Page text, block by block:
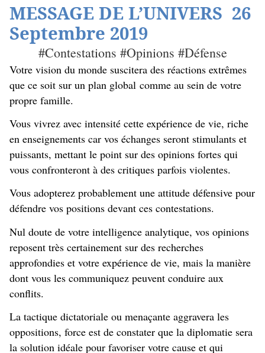
MESSAGE DE L’UNIVERS 26
Septembre 2019
#Contestations #Opinions #Défense
Votre vision du monde suscitera des réactions extrêmes
que ce soit sur un plan global comme au sein de votre
propre famille.
Vous vivrez avec intensité cette expérience de vie, riche
en enseignements car vos échanges seront stimulants et
puissants, mettant le point sur des opinions fortes qui
vous confronteront à des critiques parfois violentes.
Vous adopterez probablement une attitude défensive pour
défendre vos positions devant ces contestations.
Nul doute de votre intelligence analytique, vos opinions
reposent très certainement sur des recherches
approfondies et votre expérience de vie, mais la manière
dont vous les communiquez peuvent conduire aux
conflits.
La tactique dictatoriale ou menaçante aggravera les
oppositions, force est de constater que la diplomatie sera
la solution idéale pour favoriser votre cause et qui